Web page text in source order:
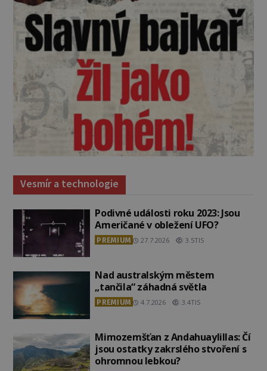
Vesmír a technologie
Podivné události roku 2023: Jsou
Američané v obležení UFO?
PREMIUM 27.7.2026 3.5TIS
Nad australským městem
„tančila“ záhadná světla
PREMIUM 4.7.2026 3.4TIS
Mimozemšťan z Andahuaylillas: Čí
jsou ostatky zakrslého stvoření s
ohromnou lebkou?